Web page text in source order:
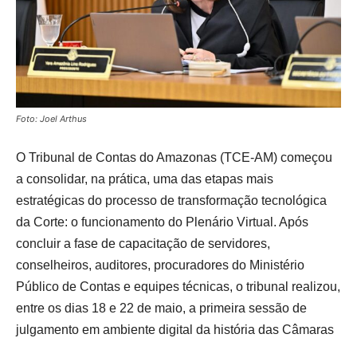
Foto: Joel Arthus
O Tribunal de Contas do Amazonas (TCE-AM) começou
a consolidar, na prática, uma das etapas mais
estratégicas do processo de transformação tecnológica
da Corte: o funcionamento do Plenário Virtual. Após
concluir a fase de capacitação de servidores,
conselheiros, auditores, procuradores do Ministério
Público de Contas e equipes técnicas, o tribunal realizou,
entre os dias 18 e 22 de maio, a primeira sessão de
julgamento em ambiente digital da história das Câmaras